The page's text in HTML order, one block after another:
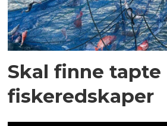
Skal finne tapte
fiskeredskaper